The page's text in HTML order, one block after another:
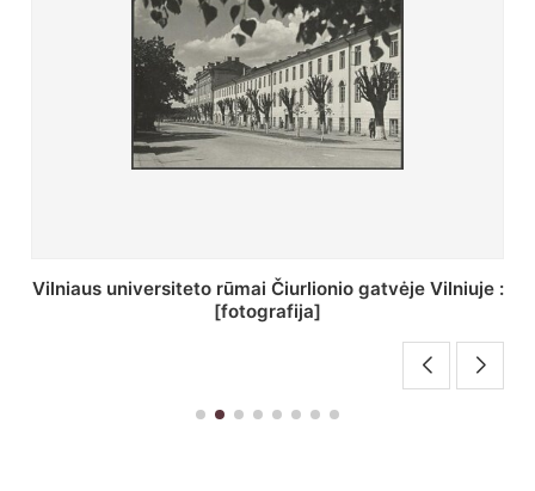
St. Batoro universiteto J. Pilsudskio kolegija :
[fotografija]